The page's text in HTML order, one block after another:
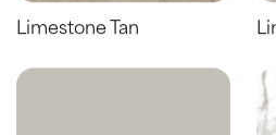
Limestone Tan